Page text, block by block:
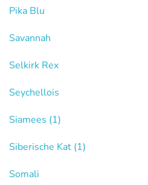
Pika Blu
Savannah
Selkirk Rex
Seychellois
Siamees (1)
Siberische Kat (1)
Somali